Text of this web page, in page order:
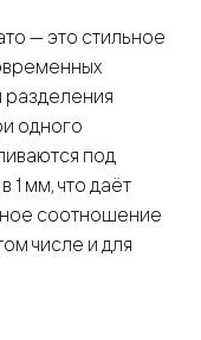
— это стильное
разделения
одного
под
1 мм, что даёт
соотношение
числе и для